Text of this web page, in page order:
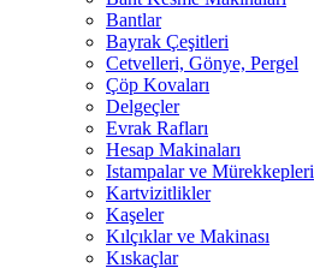
Bantlar
Bayrak Çeşitleri
Cetvelleri, Gönye, Pergel
Çöp Kovaları
Delgeçler
Evrak Rafları
Hesap Makinaları
Istampalar ve Mürekkepleri
Kartvizitlikler
Kaşeler
Kılçıklar ve Makinası
Kıskaçlar